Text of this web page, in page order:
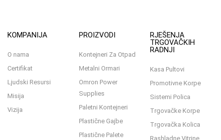
KOMPANIJA
O nama
Certifikat
Ljudski Resursi
Misija
Vizija
PROIZVODI
Kontejneri Za Otpad
Metalni Ormari
Omron Power
Supplies
Paletni Kontejneri
Plastične Gajbe
Plastične Palete
RJEŠENJA
TRGOVAČKIH
RADNJI
Kasa Pultovi
Promotivne Korpe
Sistemi Polica
Trgovačke Korpe
Trgovačka Kolica
Rashladne Vitrine